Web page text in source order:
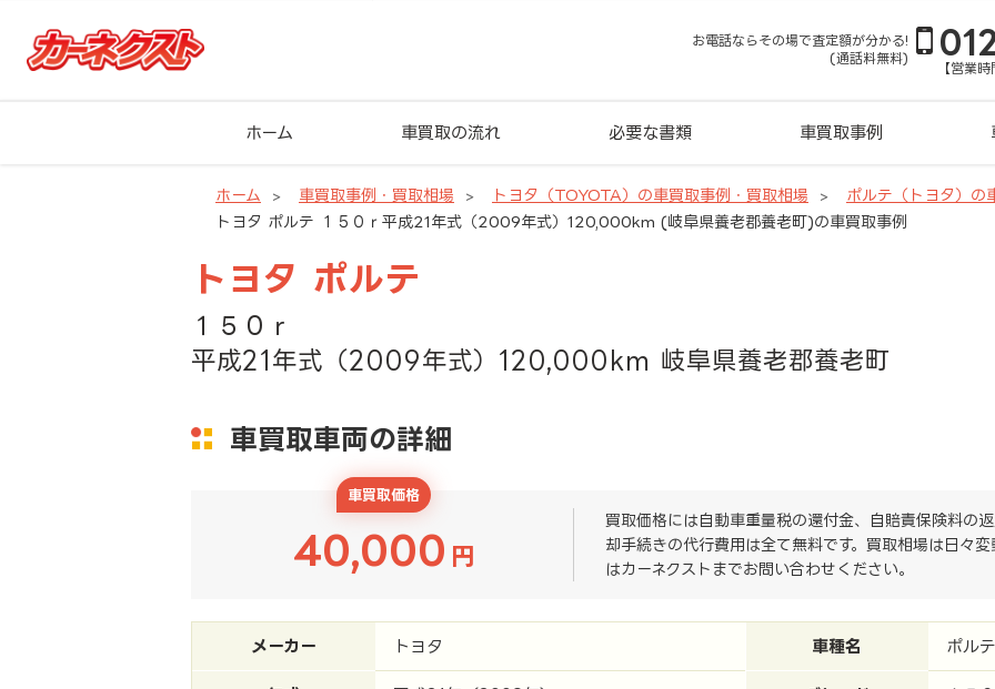
お電話ならその場で査定額が分かる!
(通話料無料)
【営業
ホーム 車買取の流れ 必要な書類 車買取事例
ホーム 車買取事例・買取相場 トヨタ（TOYOTA）の車買取事例・買取相場
ポルテ（トヨタ）の
トヨタ ポルテ １５０ｒ平成21年式（2009年式）120,000km (岐阜県養老郡養老町)の車買取事例
トヨタ ポルテ
１５０ｒ
平成21年式（2009年式）120,000km 岐阜県養老郡養老町
車買取車両の詳細
車買取価格
40,000 円
買取価格には自動車重量税の還付金、自賠責保険料の
却手続きの代行費用は全て無料です。買取相場は日々
はカーネクストまでお問い合わせください。
メーカー トヨタ 車種名 ポルテ